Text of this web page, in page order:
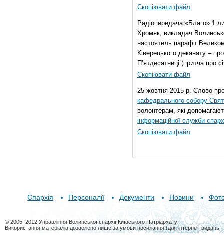
Скопіювати файл
Радіопередача «Благо» 1
Хромяк, викладач
настоятель парафії
Ківерецького деканату –
П’ятдесятниці (притча про
Скопіювати файл
25 жовтня 2015 р. Слово
кафедрального собору
волонтерам, які
інформаційної служби
Скопіювати файл
Єпархія Персоналії Документи Новини
© 2005–2012 Управління Волинської єпархії Київського Патріархату
Використання матеріалів дозволено лише за умови посилання (для інтернет-видань